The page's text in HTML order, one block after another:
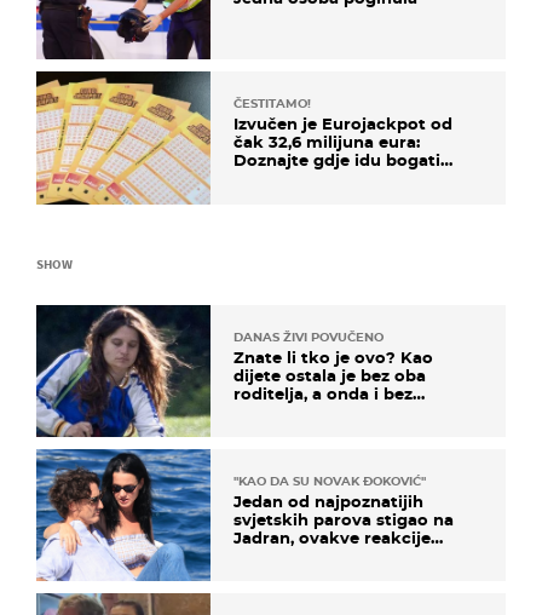
ČESTITAMO!
Izvučen je Eurojackpot od
čak 32,6 milijuna eura:
Doznajte gdje idu bogati
SHOW
DANAS ŽIVI POVUČENO
Znate li tko je ovo? Kao
dijete ostala je bez oba
roditelja, a onda i bez
"KAO DA SU NOVAK ĐOKOVIĆ"
Jedan od najpoznatijih
svjetskih parova stigao na
Jadran, ovakve reakcije